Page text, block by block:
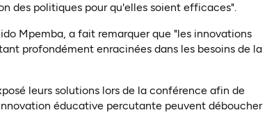
des politiques pour qu'elles soient efficaces".
Mpemba, a fait remarquer que "les innovations
profondément enracinées dans les besoins de la
leurs solutions lors de la conférence afin de
éducative percutante peuvent déboucher